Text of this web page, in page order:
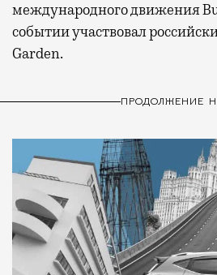
международного движения
событии участвовал
Garden.
ПРОДОЛЖЕНИЕ